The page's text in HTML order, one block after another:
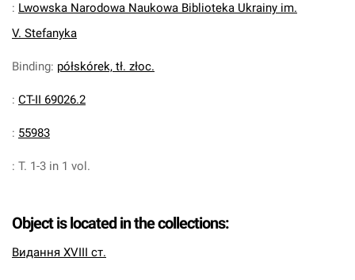
: Lwowska Narodowa Naukowa Biblioteka Ukrainy im.
V. Stefanyka
Binding: półskórek, tł. złoc.
: CT-II 69026.2
: 55983
: T. 1-3 in 1 vol.
Object is located in the collections:
Видання XVIII ст.